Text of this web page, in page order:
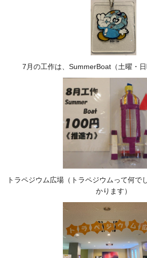
7月の工作は、SummerBoat（土曜・日
トラペジウム広場（トラペジウムって何で
かります）